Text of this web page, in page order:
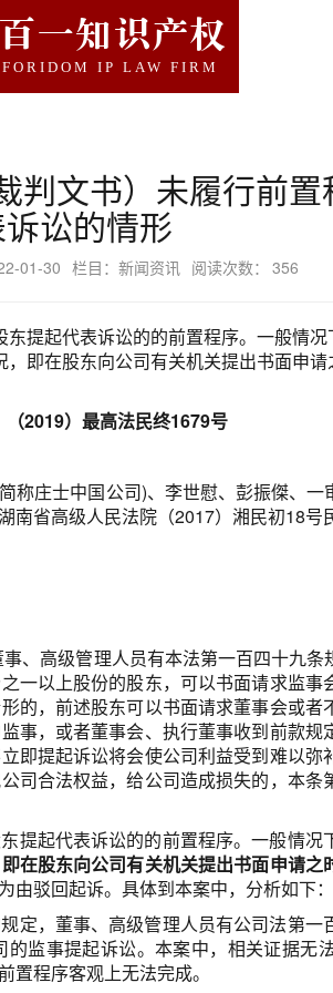
百一知识产权
FORIDOM IP LAW FIRM
判文书）未履行前
讼的情形
01-30 栏目：新闻资讯 阅读次数： 356
提起代表诉讼的的前置程序。一般情
即在股东向公司有关机关提出书面申
（2019）最高法民终1679号
称庄士中国公司)、李世慰、彭振傑、
南省高级人民法院（2017）湘民初18号
、高级管理人员有本法第一百四十九条
一以上股份的股东，可以书面请求监
的，前述股东可以书面请求董事会或
事，或者董事会、执行董事收到前款
即提起诉讼将会使公司利益受到难以弥
司合法权益，给公司造成损失的，本
提起代表诉讼的的前置程序。一般情
在股东向公司有关机关提出书面申请
驳回起诉。具体到本案中，分析如下：
定，董事、高级管理人员有公司法第
监事提起诉讼。本案中，相关证据无
程序客观上无法完成。